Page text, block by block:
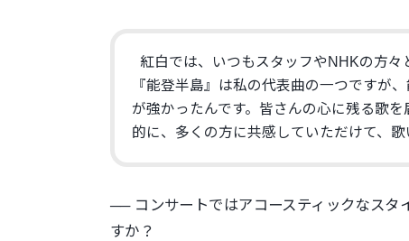
紅白では、いつもスタッフやNHKの方々
『能登半島』は私の代表曲の一つですが、
が強かったんです。皆さんの心に残る歌
的に、多くの方に共感していただけて、 歌
── コンサートではアコースティックなスタ
すか？